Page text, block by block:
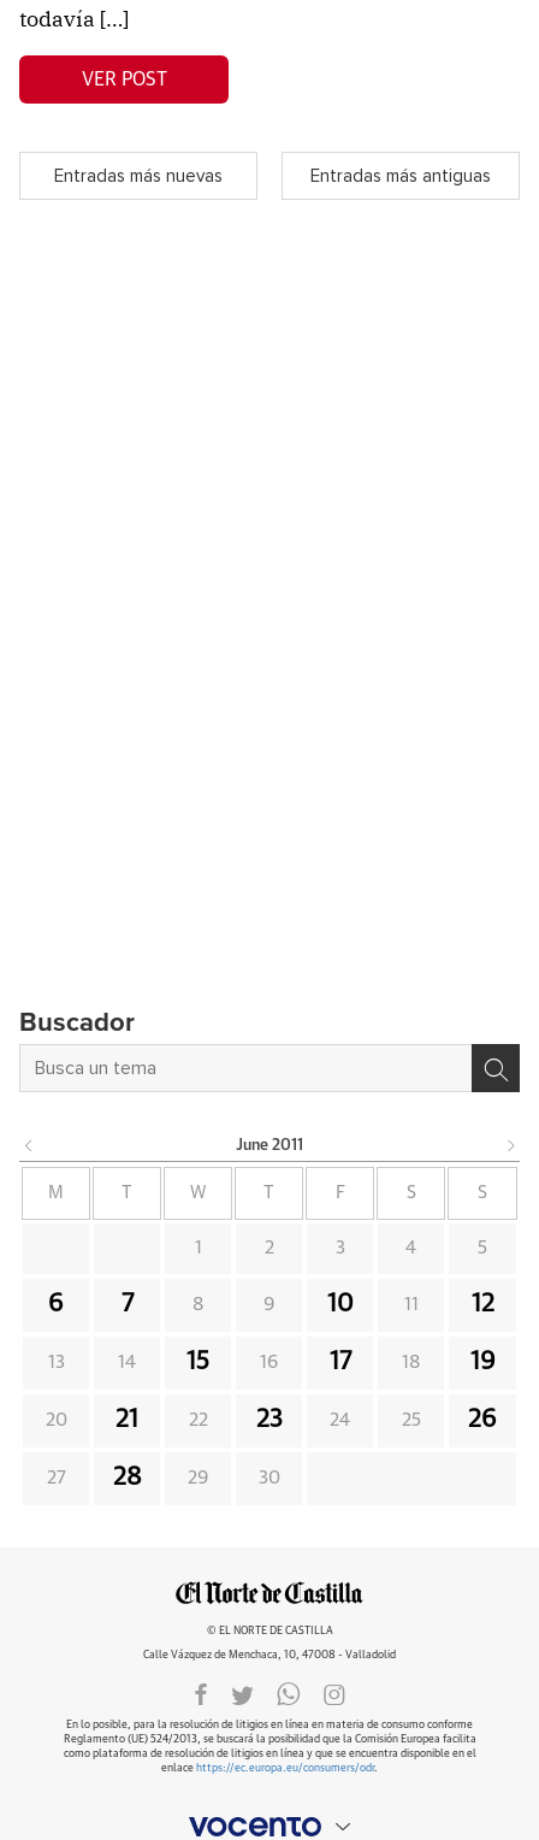
todavía […]
VER POST
Entradas más nuevas Entradas más antiguas
Buscador
June 2011
M W F S S
1 2 3 4 5
6 7 8 9 10 11 12
13 14 15 16 17 18 19
20 21 22 23 24 25 26
27 28 29 30
© EL NORTE DE CASTILLA
Calle Vázquez de Menchaca, 10, 47008 - Valladolid
En lo posible, para la resolución de litigios en línea en materia de consumo conforme
Reglamento (UE) 524/2013, se buscará la posibilidad que la Comisión Europea facilita
como plataforma de resolución de litigios en línea y que se encuentra disponible en el
enlace https://ec.europa.eu/consumers/odr.